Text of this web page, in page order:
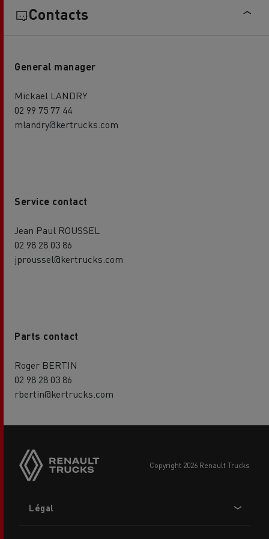
Contacts
General manager
Mickael LANDRY
02 99 75 77 44
mlandry@kertrucks.com
Service contact
Jean Paul ROUSSEL
02 98 28 03 86
jproussel@kertrucks.com
Parts contact
Roger BERTIN
02 98 28 03 86
rbertin@kertrucks.com
copyright 2026 Renault Trucks
menu
Légal